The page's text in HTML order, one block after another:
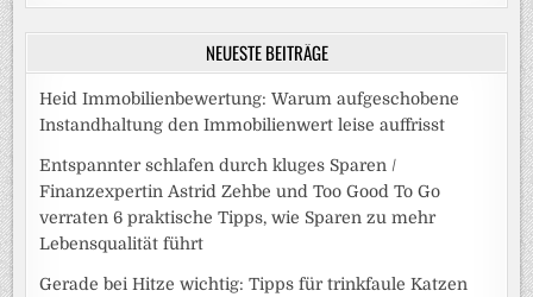
NEUESTE BEITRÄGE
Heid Immobilienbewertung: Warum aufgeschobene
Instandhaltung den Immobilienwert leise auffrisst
Entspannter schlafen durch kluges Sparen /
Finanzexpertin Astrid Zehbe und Too Good To Go
verraten 6 praktische Tipps, wie Sparen zu mehr
Lebensqualität führt
Gerade bei Hitze wichtig: Tipps für trinkfaule Katzen